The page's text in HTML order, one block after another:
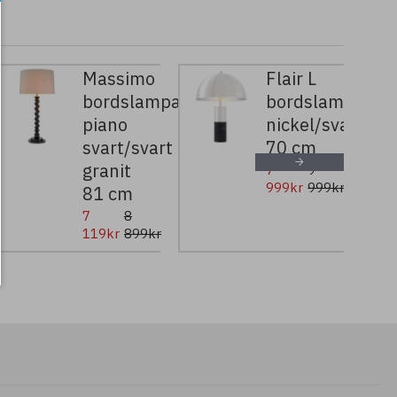
vit
Massimo
bordslampa
piano
svart/svart
granit
81 cm
7
119kr
8
899kr
Flair L
bordslampa
nickel/svart
70 cm
7
999kr
9
999kr